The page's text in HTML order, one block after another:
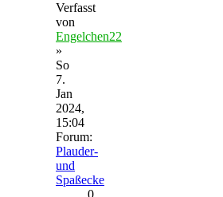
Verfasst
von
Engelchen22
»
So
7.
Jan
2024,
15:04
Forum:
Plauder-
und
Spaßecke
0